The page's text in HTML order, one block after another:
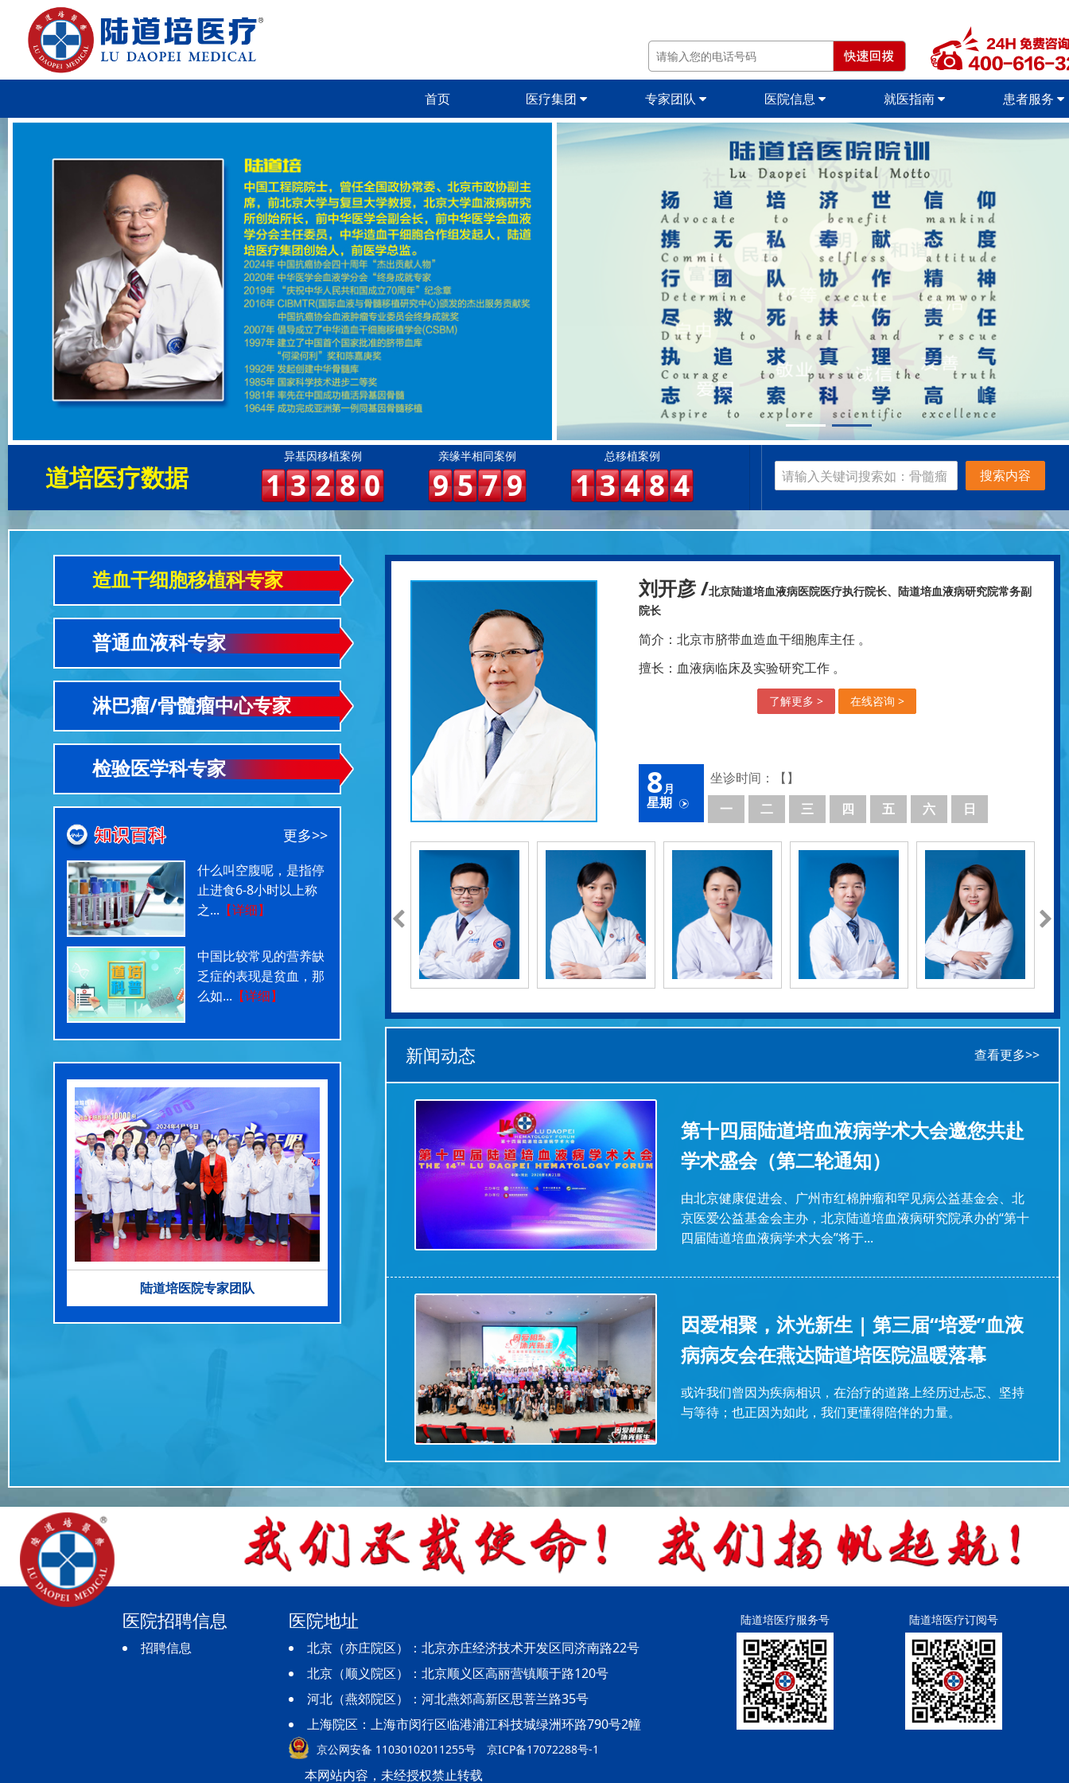
首页 医疗集团 专家团队 医院信息 就医指南 患者服务
道培医疗数据
异基因移植案例
1 3 2 8 0
亲缘半相同案例
9 5 7 9
总移植案例
1 3 4 8 4 搜索内容
造血干细胞移植科专家
普通血液科专家
淋巴瘤/骨髓瘤中心专家
检验医学科专家
更多>>
什么叫空腹呢，是指停
止进食6-8小时以上称
之... 【详细】
中国比较常见的营养缺
乏症的表现是贫血，那
么如... 【详细】
陆道培医院专家团队
刘开彦 /北京陆道培血液病医院医疗执行院长、陆道培血液病研究院常务副
院长
简介： 北京市脐带血造血干细胞库主任 。
擅长： 血液病临床及实验研究工作 。
了解更多 > 在线咨询 >
8月
星期 一 二 三 四 五 六 日
坐诊时间：【】
新闻动态 查看更多>>
第十四届陆道培血液病学术大会邀您共赴
学术盛会（第二轮通知）
由北京健康促进会、广州市红棉肿瘤和罕见病公益基金会、北
京医爱公益基金会主办，北京陆道培血液病研究院承办的“第十
四届陆道培血液病学术大会”将于...
因爱相聚，沐光新生 | 第三届“培爱”血液
病病友会在燕达陆道培医院温暖落幕
​或许我们曾因为疾病相识，在治疗的道路上经历过忐忑、坚持
与等待；也正因为如此，我们更懂得陪伴的力量。
医院招聘信息
招聘信息
医院地址
北京（亦庄院区）：北京亦庄经济技术开发区同济南路22号
北京（顺义院区）：北京顺义区高丽营镇顺于路120号
河北（燕郊院区）：河北燕郊高新区思菩兰路35号
上海院区：上海市闵行区临港浦江科技城绿洲环路790号2幢
京公网安备 11030102011255号 京ICP备17072288号-1
本网站内容，未经授权禁止转载
陆道培医疗服务号 陆道培医疗订阅号